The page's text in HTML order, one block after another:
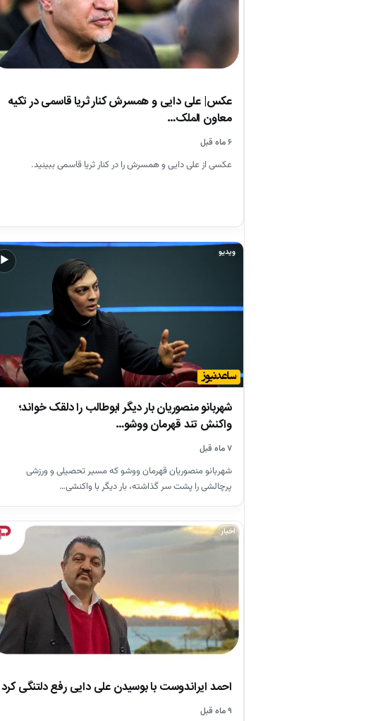
عکس| علی دایی و همسرش کنار ثریا قاسمی در تکیه
معاون الملک…
۶ ماه قبل
عکسی از علی دایی و همسرش را در کنار ثریا قاسمی ببینید.
▶
ویدیو
شهربانو منصوریان بار دیگر ابوطالب را دلقک خواند؛
واکنش تند قهرمان ووشو…
۷ ماه قبل
شهربانو منصوریان قهرمان ووشو که مسیر تحصیلی و ورزشی
پرچالشی را پشت سر گذاشته، بار دیگر با واکنشی…
اخبار
احمد ایراندوست با بوسیدن علی دایی رفع دلتنگی کرد
۹ ماه قبل